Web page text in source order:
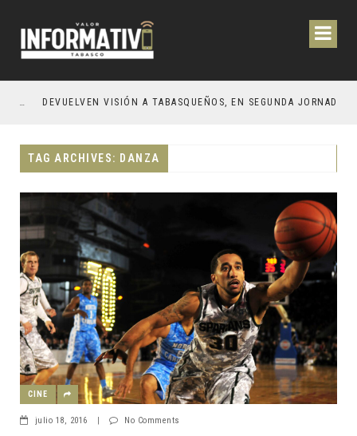
DEVUELVEN VISIÓN A TABASQUEÑOS, EN SEGUNDA JORNADA DE CIRUGÍA DE CATARATAS 2026
TAG ARCHIVES: DANZA
CINE
julio 18, 2016 No Comments